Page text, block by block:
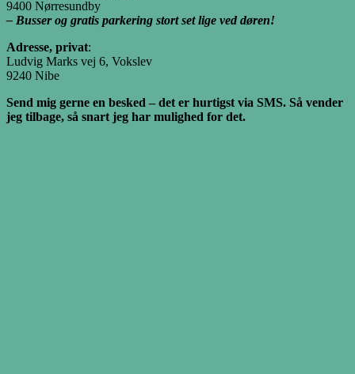
9400 Nørresundby
– Busser og gratis parkering stort set lige ved døren!
Adresse, privat:
Ludvig Marks vej 6, Vokslev
9240 Nibe
Send mig gerne en besked – det er hurtigst via SMS. Så vender
jeg tilbage, så snart jeg har mulighed for det.